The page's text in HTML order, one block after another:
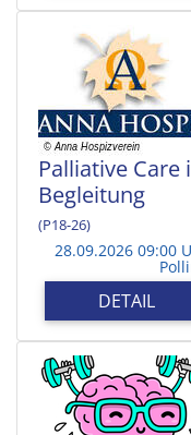
Palliative
Begleitung
(P18-26)
28.09.2026 09:00
DETAIL